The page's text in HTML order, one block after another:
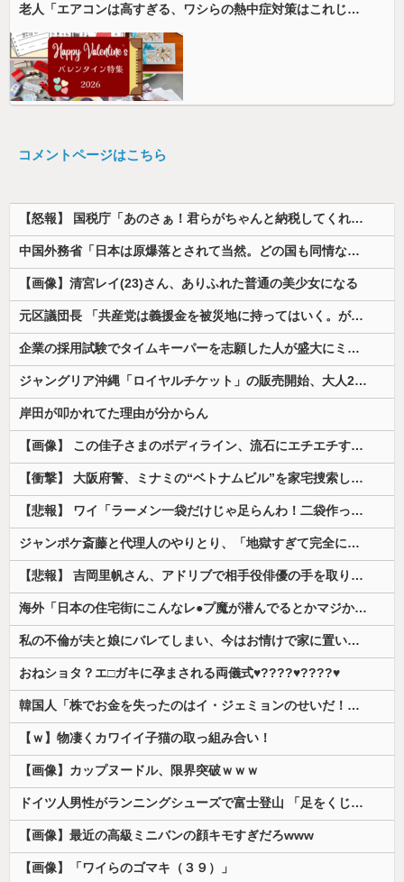
老人「エアコンは高すぎる、ワシらの熱中症対策はこれじゃよ」
コメントページはこちら
【怒報】 国税庁「あのさぁ！君らがちゃんと納税してくれないとこうなっちゃうけどどうする？！」←これw w w w w w w w
中国外務省「日本は原爆落とされて当然。どの国も同情なんかしない」
【画像】清宮レイ(23)さん、ありふれた普通の美少女になる
元区議団長 「共産党は義援金を被災地に持ってはいく。が、持って行った先で党の活動のために使う」 日本共産党「事実ではありません」
企業の採用試験でタイムキーパーを志願した人が盛大にミス、グループは険悪になりタイムアップとなったが……
ジャングリア沖縄「ロイヤルチケット」の販売開始、大人29,700円にｗｗｗｗｗｗｗｗｗ
岸田が叩かれてた理由が分からん
【画像】 この佳子さまのボディライン、流石にエチエチすぎやろ！
【衝撃】 大阪府警、ミナミの“ベトナムビル”を家宅捜索した結果・・・・・・
【悲報】 ワイ「ラーメン一袋だけじゃ足らんわ！二袋作ったろ！」→結果ｗｗｗ
ジャンポケ斎藤と代理人のやりとり、「地獄すぎて完全にコントになってる……」と衝撃を受ける人が続出中
【悲報】 吉岡里帆さん、アドリブで相手役俳優の手を取りお○ぱいに押し当てる
海外「日本の住宅街にこんなレ●プ魔が潜んでるとかマジかよ…さすがHENTAIの国…」
私の不倫が夫と娘にバレてしまい、今はお情けで家に置いてもらっている状態です。行為を娘に見られていたなんて全く気付きませんでした。娘の「汚...
おねショタ？エ□ガキに孕まされる両儀式♥️????♥️????♥️
韓国人「株でお金を失ったのはイ・ジェミョンのせいだ！」として支持率が右肩下がりに……まあ、本当にその側面があるので救えないんですが
【ｗ】物凄くカワイイ子猫の取っ組み合い！
【画像】カップヌードル、限界突破ｗｗｗ
ドイツ人男性がランニングシューズで富士登山 「足をくじいて動けない」
【画像】最近の高級ミニバンの顔キモすぎだろwww
【画像】「ワイらのゴマキ（３９）」